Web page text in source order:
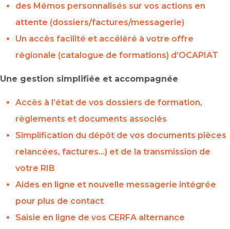
des Mémos personnalisés sur vos actions en
attente (dossiers/factures/messagerie)
Un accès facilité et accéléré à votre offre
régionale (catalogue de formations) d’OCAPIAT
Une gestion simplifiée et accompagnée
Accès à l’état de vos dossiers de formation,
règlements et documents associés
Simplification du dépôt de vos documents pièces
relancées, factures…) et de la transmission de
votre RIB
Aides en ligne et nouvelle messagerie intégrée
pour plus de contact
Saisie en ligne de vos CERFA alternance